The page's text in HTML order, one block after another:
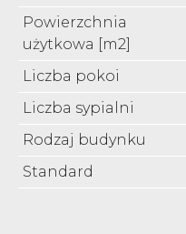
Powierzchnia
użytkowa [m2]
Liczba pokoi
Liczba sypialni
Rodzaj budynku
Standard